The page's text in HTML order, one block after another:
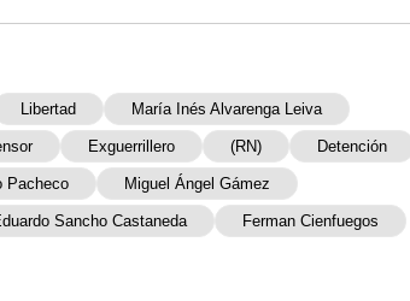
Libertad María Inés Alvarenga Leiva
Exguerrillero (RN) Detención
Pacheco Miguel Ángel Gámez
Sancho Castaneda Ferman Cienfuegos